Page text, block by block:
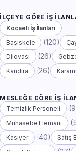
İLÇEYE GÖRE İŞ
Kocaeli İş İlanları
Başiskele
(120)
Dilovası (26)
Kandıra (26)
MESLEĞE GÖRE İŞ
Temizlik Personeli
Muhasebe Elemanı
Kasiyer (40) Satış